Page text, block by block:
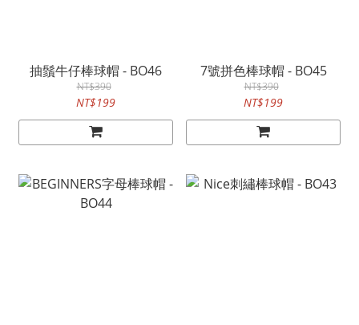
抽鬚牛仔棒球帽 - BO46
NT$390
NT$199
7號拼色棒球帽 - BO45
NT$390
NT$199